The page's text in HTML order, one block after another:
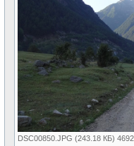
DSC00850.JPG (243.18 КБ)